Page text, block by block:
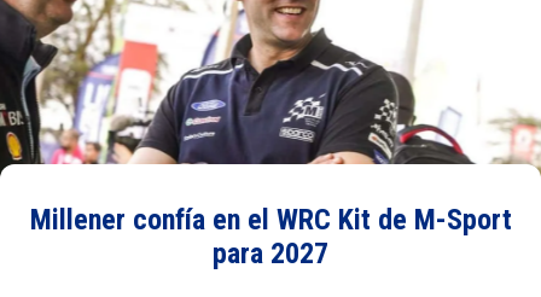
Millener confía en el WRC Kit de M-Sport
para 2027